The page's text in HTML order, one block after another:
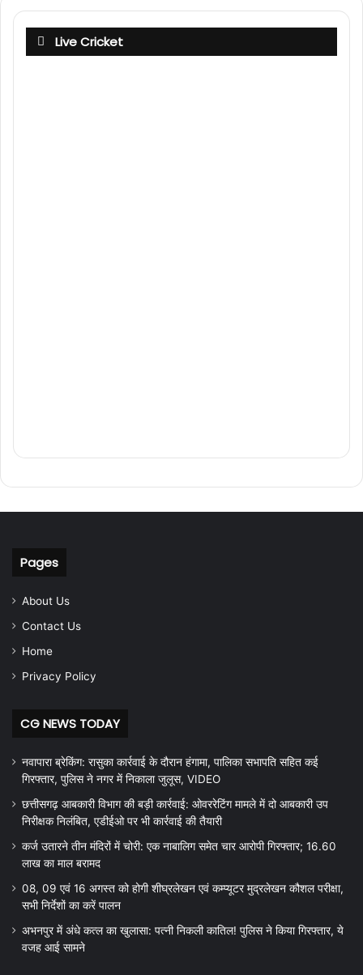
Live Cricket
Pages
About Us
Contact Us
Home
Privacy Policy
CG NEWS TODAY
नवापारा ब्रेकिंग: रासुका कार्रवाई के दौरान हंगामा, पालिका सभापति सहित कई
गिरफ्तार, पुलिस ने नगर में निकाला जुलूस, VIDEO
छत्तीसगढ़ आबकारी विभाग की बड़ी कार्रवाई: ओवररेटिंग मामले में दो आबकारी उप
निरीक्षक निलंबित, एडीईओ पर भी कार्रवाई की तैयारी
कर्ज उतारने तीन मंदिरों में चोरी: एक नाबालिग समेत चार आरोपी गिरफ्तार; 16.60
लाख का माल बरामद
08, 09 एवं 16 अगस्त को होगी शीघ्रलेखन एवं कम्प्यूटर मुद्रलेखन कौशल परीक्षा,
सभी निर्देशों का करें पालन
अभनपुर में अंधे कत्ल का खुलासा: पत्नी निकली कातिल! पुलिस ने किया गिरफ्तार, ये
वजह आई सामने